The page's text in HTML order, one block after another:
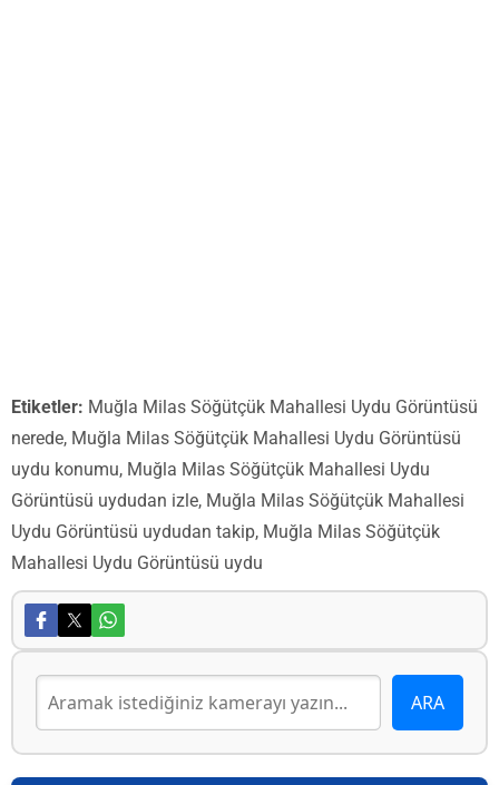
Etiketler: Muğla Milas Söğütçük Mahallesi Uydu Görüntüsü
nerede, Muğla Milas Söğütçük Mahallesi Uydu Görüntüsü
uydu konumu, Muğla Milas Söğütçük Mahallesi Uydu
Görüntüsü uydudan izle, Muğla Milas Söğütçük Mahallesi
Uydu Görüntüsü uydudan takip, Muğla Milas Söğütçük
Mahallesi Uydu Görüntüsü uydu